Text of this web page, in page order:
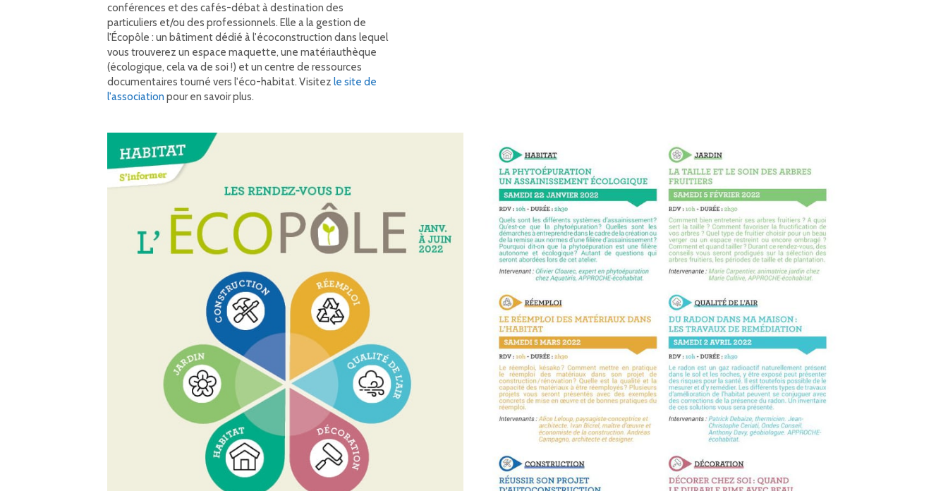
conférences et des cafés-débat à destination des
particuliers et/ou des professionnels. Elle a la gestion de
l'Écopôle : un bâtiment dédié à l'écoconstruction dans lequel
vous trouverez un espace maquette, une matériauthèque
(écologique, cela va de soi !) et un centre de ressources
documentaires tourné vers l'éco-habitat. Visitez le site de
l'association pour en savoir plus.